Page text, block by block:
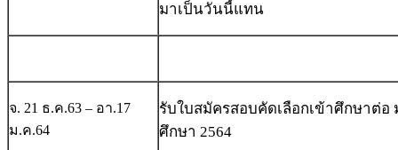
มาเป็นวันนี้แทน
จ. 21 ธ.ค.63 – อา.17
ม.ค.64
รับใบสมัครสอบคัดเลือกเข้าศึกษาต่อ
ศึกษา 2564